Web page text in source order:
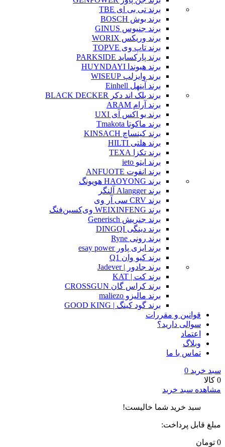
برند تی بی ای TBE
برند بوش BOSCH
برند جنیوس GINUS
برند وریکس WORIX
برند تاپ وی TOPVE
برند پارکساید PARKSIDE
برند هیوندا HUYNDAYI
برند وایزلپ WISEUP
برند آینهل Einhell
برند بلک اند دکر BLACK DECKER
برند آرام ARAM
برند یو اکس آی UXI
برند ماکوتا Tmakota
برند کینساچ KINSACH
برند هلتی HILTI
برند تکزا TEXA
برند ایتو ieto
برند انفوت ANFUOTE
برند HAOYONG هویونگ
برند Alangger آلنگر
برند CRV سی آر وی
برند WEIXINFENG وی‌کسین‌فنگ
برند جنریش Generisch
برند دینگی DINGQI
برند رونی Ryne
برند ایزی پاور esay power
برند کیو وان Q1
برند جادور | Jadever
برند کت | KAT
برند کراس گان CROSSGUN
برند مالیزو maliezo
برند گود کینگ | GOOD KING
قوانین و مقررات
سوالی دارید؟
اعتماد
وبلاگ
تماس با ما
سبد خرید 0
0 کالا
مشاهده سبد خرید
سبد خرید شما خالیست!
مبلغ قابل پرداخت:
0 تومان